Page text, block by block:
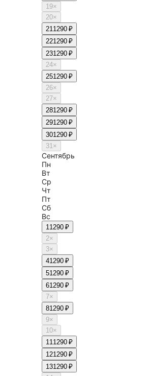
19×
20×
211290 ₽
221290 ₽
231290 ₽
24×
251290 ₽
26×
27×
281290 ₽
291290 ₽
301290 ₽
31×
Сентябрь
Пн
Вт
Ср
Чт
Пт
Сб
Вс
11290 ₽
2×
3×
41290 ₽
51290 ₽
61290 ₽
7×
81290 ₽
9×
10×
111290 ₽
121290 ₽
131290 ₽